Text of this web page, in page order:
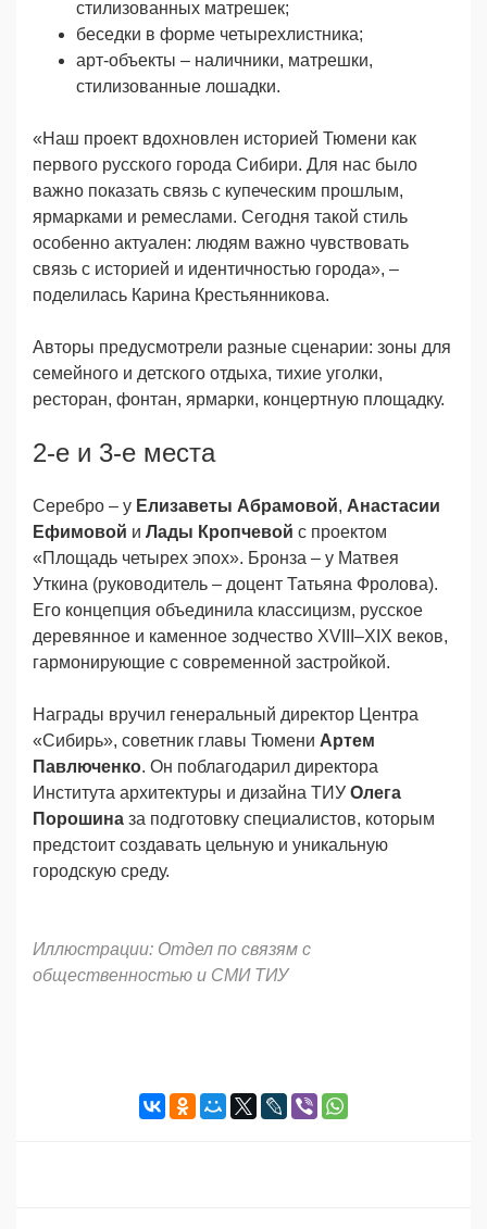
стилизованных матрешек;
беседки в форме четырехлистника;
арт-объекты – наличники, матрешки,
стилизованные лошадки.
«Наш проект вдохновлен историей Тюмени как
первого русского города Сибири. Для нас было
важно показать связь с купеческим прошлым,
ярмарками и ремеслами. Сегодня такой стиль
особенно актуален: людям важно чувствовать
связь с историей и идентичностью города», –
поделилась Карина Крестьянникова.
Авторы предусмотрели разные сценарии: зоны для
семейного и детского отдыха, тихие уголки,
ресторан, фонтан, ярмарки, концертную площадку.
2-е и 3-е места
Серебро – у Елизаветы Абрамовой, Анастасии
Ефимовой и Лады Кропчевой с проектом
«Площадь четырех эпох». Бронза – у Матвея
Уткина (руководитель – доцент Татьяна Фролова).
Его концепция объединила классицизм, русское
деревянное и каменное зодчество XVIII–XIX веков,
гармонирующие с современной застройкой.
Награды вручил генеральный директор Центра
«Сибирь», советник главы Тюмени Артем
Павлюченко. Он поблагодарил директора
Института архитектуры и дизайна ТИУ Олега
Порошина за подготовку специалистов, которым
предстоит создавать цельную и уникальную
городскую среду.
Иллюстрации: Отдел по связям с
общественностью и СМИ ТИУ